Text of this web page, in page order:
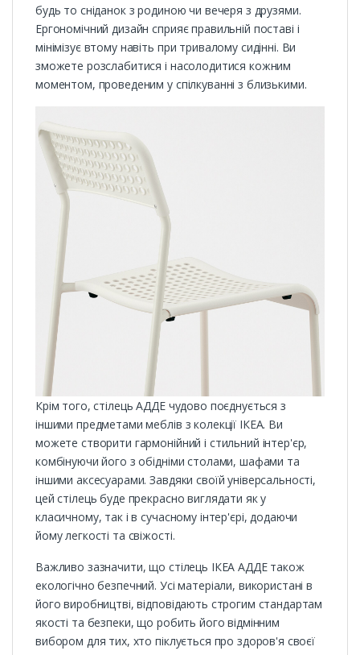
будь то сніданок з родиною чи вечеря з друзями.
Ергономічний дизайн сприяє правильній поставі і
мінімізує втому навіть при тривалому сидінні. Ви
зможете розслабитися і насолодитися кожним
моментом, проведеним у спілкуванні з близькими.
Крім того, стілець АДДЕ чудово поєднується з
іншими предметами меблів з колекції ІКЕА. Ви
можете створити гармонійний і стильний інтер'єр,
комбінуючи його з обідніми столами, шафами та
іншими аксесуарами. Завдяки своїй універсальності,
цей стілець буде прекрасно виглядати як у
класичному, так і в сучасному інтер'єрі, додаючи
йому легкості та свіжості.
Важливо зазначити, що стілець ІКЕА АДДЕ також
екологічно безпечний. Усі матеріали, використані в
його виробництві, відповідають строгим стандартам
якості та безпеки, що робить його відмінним
вибором для тих, хто піклується про здоров'я своєї